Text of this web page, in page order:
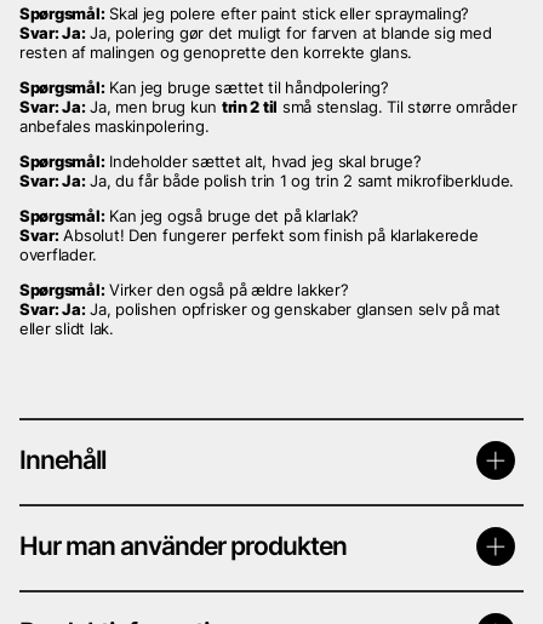
Spørgsmål: Skal jeg polere efter paint stick eller spraymaling?
Svar: Ja: Ja, polering gør det muligt for farven at blande sig med
resten af malingen og genoprette den korrekte glans.
Spørgsmål: Kan jeg bruge sættet til håndpolering?
Svar: Ja: Ja, men brug kun trin 2 til små stenslag. Til større områder
anbefales maskinpolering.
Spørgsmål: Indeholder sættet alt, hvad jeg skal bruge?
Svar: Ja: Ja, du får både polish trin 1 og trin 2 samt mikrofiberklude.
Spørgsmål: Kan jeg også bruge det på klarlak?
Svar: Absolut! Den fungerer perfekt som finish på klarlakerede
overflader.
Spørgsmål: Virker den også på ældre lakker?
Svar: Ja: Ja, polishen opfrisker og genskaber glansen selv på mat
eller slidt lak.
Innehåll
Innehåller
1st Polermedel steg 1 30ML
Hur man använder produkten